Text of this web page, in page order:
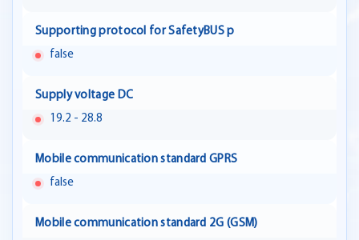
Supporting protocol for SafetyBUS p
false
Supply voltage DC
19.2 - 28.8
Mobile communication standard GPRS
false
Mobile communication standard 2G (GSM)